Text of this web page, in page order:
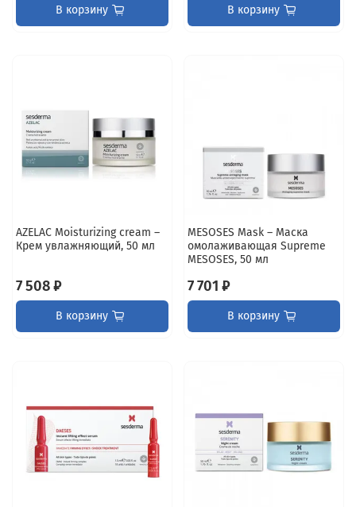
В корзину В корзину
AZELAC Moisturizing cream –
Крем увлажняющий, 50 мл
7 508 ₽
В корзину
MESOSES Mask – Маска
омолаживающая Supreme
MESOSES, 50 мл
7 701 ₽
В корзину